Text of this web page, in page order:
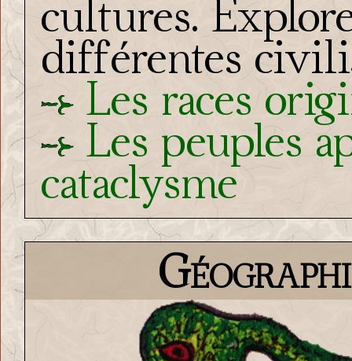
cultures.
différentes
Les races
Les peuples
cataclysme